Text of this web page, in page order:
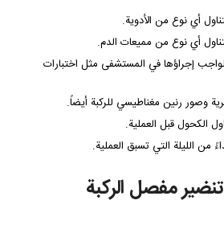
أي نوع من الأدوية.
أي نوع من مميعات الدم.
إجراؤها في المستشفى مثل اختبارات
وصور رنين مغناطيسي للركبة أيضاً.
الكحول قبل العملية.
من الليلة التي تسبق العملية.
مفصل الركبة